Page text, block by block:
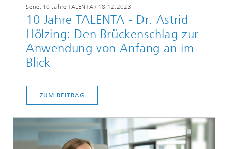
Serie: 10 Jahre TALENTA/ 18.12.2023
10 Jahre TALENTA - Dr. Astrid
Hölzing: Den Brückenschlag zur
Anwendung von Anfang an im
Blick
ZUM BEITRAG